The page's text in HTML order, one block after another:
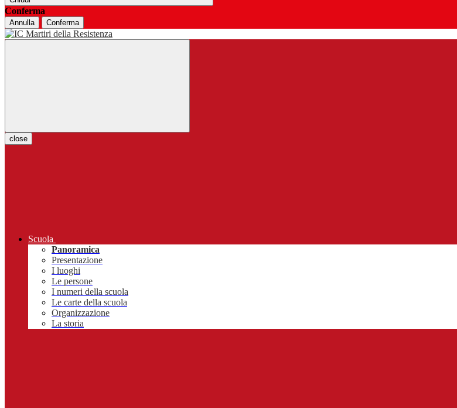
Conferma
Annulla Conferma
close
Scuola
Panoramica
Presentazione
I luoghi
Le persone
I numeri della scuola
Le carte della scuola
Organizzazione
La storia